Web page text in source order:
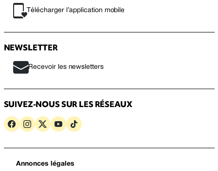
Télécharger l’application mobile
NEWSLETTER
Recevoir les newsletters
SUIVEZ-NOUS SUR LES RÉSEAUX
Annonces légales